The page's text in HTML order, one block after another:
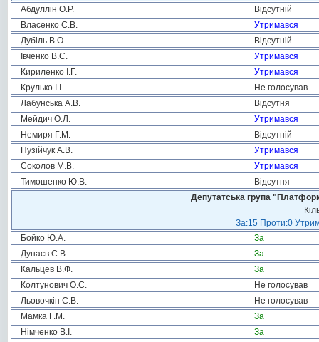
Абдуллін О.Р.
Відсутній
Власенко С.В.
Утримався
Дубіль В.О.
Відсутній
Івченко В.Є.
Утримався
Кириленко І.Г.
Утримався
Крулько І.І.
Не голосував
Лабунська А.В.
Відсутня
Мейдич О.Л.
Утримався
Немиря Г.М.
Відсутній
Пузійчук А.В.
Утримався
Соколов М.В.
Утримався
Тимошенко Ю.В.
Відсутня
Депутатська група
За:15 Проти:0
Бойко Ю.А.
За
Дунаєв С.В.
За
Кальцев В.Ф.
За
Колтунович О.С.
Не голосував
Льовочкін С.В.
Не голосував
Мамка Г.М.
За
Німченко В.І.
За